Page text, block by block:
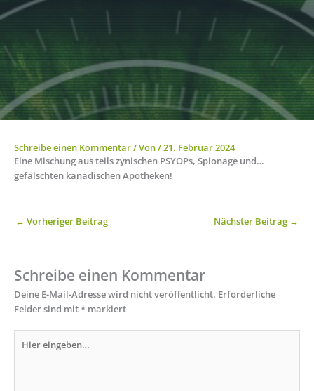
Schreibe einen Kommentar/ Von/21. Februar 2024
Eine Mischung aus teils zynischen PSYOPs, Spionage und…
gefälschten kanadischen Apotheken!
← Vorheriger Beitrag Nächster Beitrag →
Schreibe einen Kommentar
Deine E-Mail-Adresse wird nicht veröffentlicht. Erforderliche
Felder sind mit* markiert
eingeben…